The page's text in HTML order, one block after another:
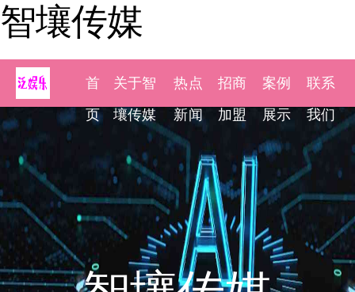
智壤传媒
首
页
关于智
壤传媒
热点
新闻
招商
加盟
案例
展示
联系
我们